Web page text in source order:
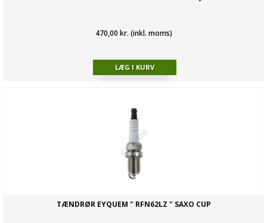
470,00 kr. (inkl. moms)
TÆNDRØR EYQUEM " RFN62LZ " SAXO CUP